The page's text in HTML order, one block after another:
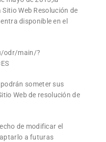
Web Resolución de
disponible en el
odr/main/?
someter sus
Web de resolución de
de modificar el
a futuras